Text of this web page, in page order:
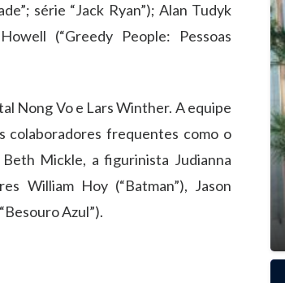
série “Jack Ryan”); Alan Tudyk
(“Greedy People: Pessoas
Nong Vo e Lars Winther. A equipe
colaboradores frequentes como o
Mickle, a figurinista Judianna
William Hoy (“Batman”), Jason
Azul”).